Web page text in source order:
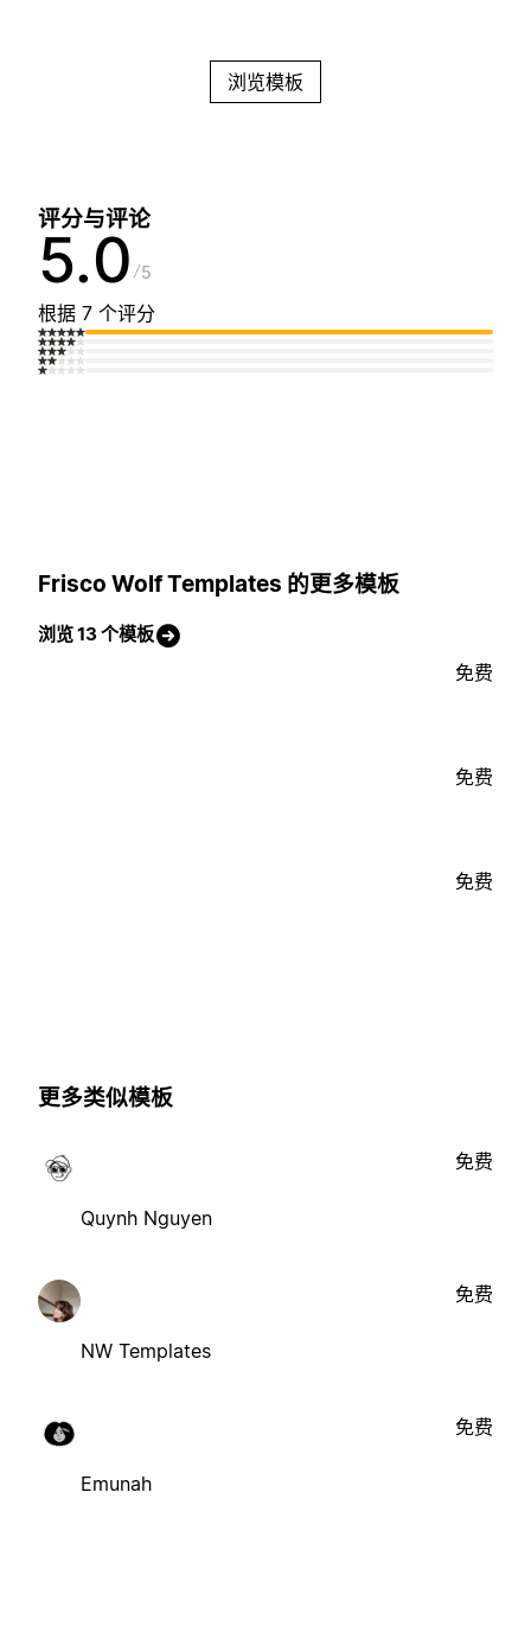
浏览模板
评分与评论
5.0 5
根据 7 个评分
Frisco Wolf Templates 的更多模板
浏览 13 个模板
免费
免费
免费
更多类似模板
Quynh Nguyen
免费
NW Templates
免费
Emunah
免费